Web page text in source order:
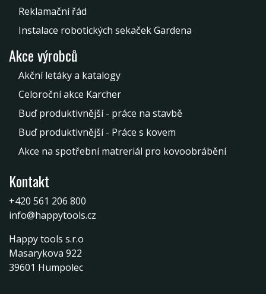
Reklamační řád
Instalace robotických sekaček Gardena
Akce výrobců
Akční letáky a katalogy
Celoroční akce Karcher
Buď produktivnější - práce na stavbě
Buď produktivnější - Práce s kovem
Akce na spotřební matreriál pro kovoobrábění
Kontakt
+420 561 206 800
info@happytools.cz
Happy tools s.r.o
Masarykova 922
39601 Humpolec